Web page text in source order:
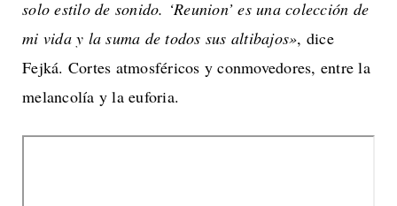
solo estilo de sonido. ‘Reunion’ es una colección de
mi vida y la suma de todos sus altibajos», dice
Fejká. Cortes atmosféricos y conmovedores, entre la
melancolía y la euforia.